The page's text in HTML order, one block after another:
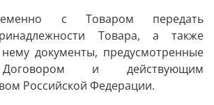
с Товаром передать
Товара, а также
документы, предусмотренные
и действующим
Российской Федерации.